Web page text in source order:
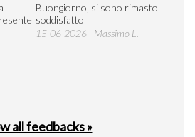
Buongiorno, si sono rimasto
soddisfatto
15-06-2026 - Massimo L.
all feedbacks »